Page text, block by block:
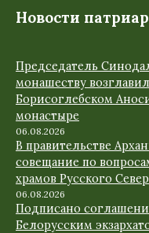
Новости
Председатель
монашеству
Борисоглебском
монастыре
06.08.2026
В правительстве
совещание по
храмов Русского
06.08.2026
Подписано
Белорусским